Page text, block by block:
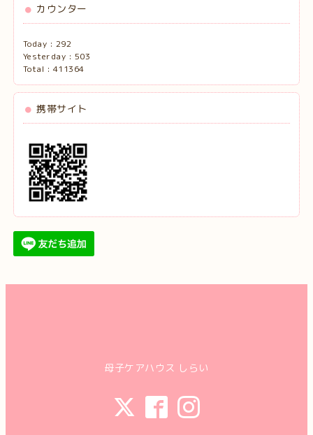
カウンター
Today : 292
Yesterday : 503
Total : 411364
携帯サイト
母子ケアハウス しらい